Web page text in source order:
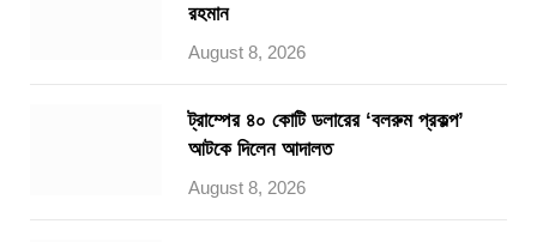
রহমান
August 8, 2026
ট্রাম্পের ৪০ কোটি ডলারের ‘বলরুম প্রকল্প’
আটকে দিলেন আদালত
August 8, 2026